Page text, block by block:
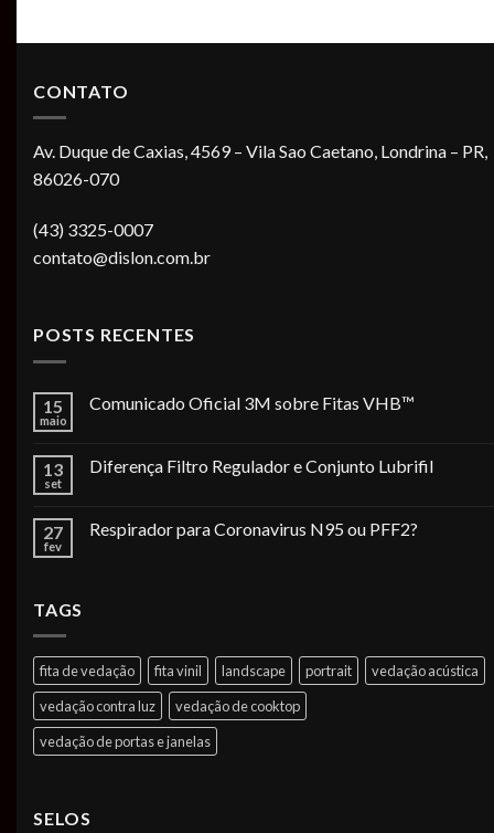
CONTATO
Av. Duque de Caxias, 4569 – Vila Sao Caetano, Londrina – PR,
86026-070
(43) 3325-0007
contato@dislon.com.br
POSTS RECENTES
15
maio
Comunicado Oficial 3M sobre Fitas VHB™
13
set
Diferença Filtro Regulador e Conjunto Lubrifil
27
fev
Respirador para Coronavirus N95 ou PFF2?
TAGS
fita de vedação fita vinil landscape portrait
vedação acústica
vedação contra luz
vedação de cooktop
vedação de portas e janelas
SELOS